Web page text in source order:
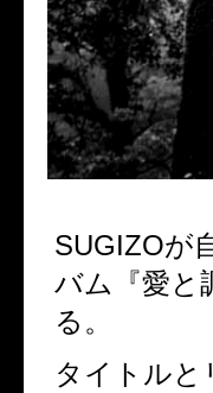
SUGIZOが
バム『愛と
る。
タイトルと